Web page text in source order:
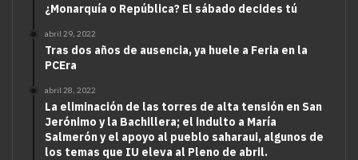
¿Monarquía o República? El sábado decides tú
abril 29, 2022
Tras dos años de ausencia, ya huele a Feria en la
PCEra
abril 28, 2022
La eliminación de las torres de alta tensión en San
Jerónimo y la Bachillera; el indulto a María
Salmerón y el apoyo al pueblo saharaui, algunos de
los temas que IU eleva al Pleno de abril.